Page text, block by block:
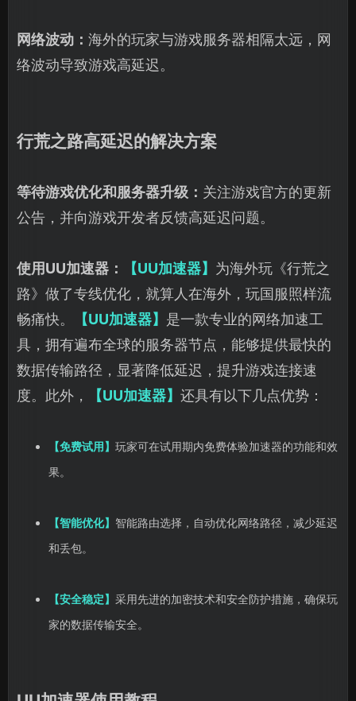
网络波动： 海外的玩家与游戏服务器相隔太远，网
络波动导致游戏高延迟。
行荒之路高延迟的解决方案
等待游戏优化和服务器升级： 关注游戏官方的更新
公告，并向游戏开发者反馈高延迟问题。
使用UU加速器： 【UU加速器】 为海外玩《行荒之
路》做了专线优化，就算人在海外，玩国服照样流
畅痛快。
【UU加速器】 是一款专业的网络加速工
具，拥有遍布全球的服务器节点，能够提供最快的
数据传输路径，显著降低延迟，提升游戏连接速
度。此外，
【UU加速器】 还具有以下几点优势：
【免费试用】 玩家可在试用期内免费体验加速器的功能和效
果。
【智能优化】 智能路由选择，自动优化网络路径，减少延迟
和丢包。
【安全稳定】 采用先进的加密技术和安全防护措施，确保玩
家的数据传输安全。